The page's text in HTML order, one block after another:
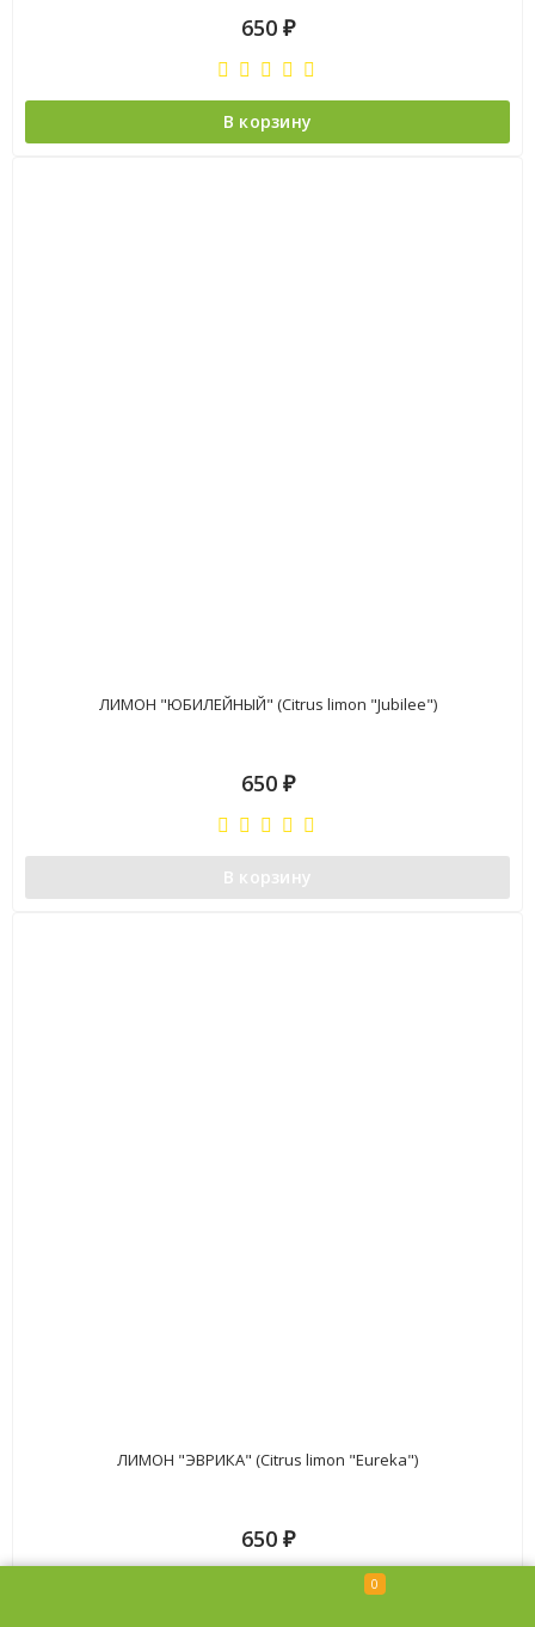
650 ₽
В корзину
ЛИМОН "ЮБИЛЕЙНЫЙ" (Citrus limon "Jubilee")
650 ₽
В корзину
ЛИМОН "ЭВРИКА" (Citrus limon "Eureka")
650 ₽
0